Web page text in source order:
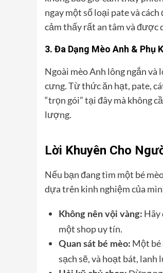
ngay một số loại pate và
cảm thấy rất an tâm và được
3. Đa Dạng Mèo Anh & Phụ
Ngoài mèo Anh lông ngắn và
cưng. Từ thức ăn hạt, pate,
“trọn gói” tại đây mà không
lượng.
Lời Khuyên Cho
Nếu bạn đang tìm một bé
dựa trên kinh nghiệm của
Không nên vội vàng: Hãy
một shop uy tín.
Quan sát bé mèo: Một bé
sạch sẽ, và hoạt bát, lanh